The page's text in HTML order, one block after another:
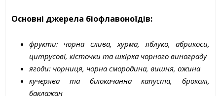
Основні джерела біофлавоноїдів:
фрукти: чорна слива, хурма, яблуко, абрикоси,
цитрусові, кісточки та шкірка чорного винограду
ягоди: чорниця, чорна смородина, вишня, ожина
кучерява та білокачанна капуста, броколі,
баклажан